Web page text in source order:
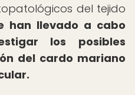
del tejido
han llevado a cabo
los posibles
del cardo mariano